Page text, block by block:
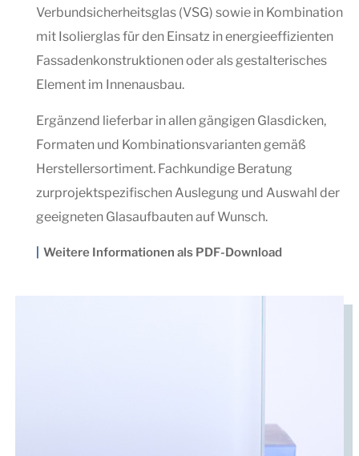
Verbundsicherheitsglas (VSG) sowie in Kombination
mit Isolierglas für den Einsatz in energieeffizienten
Fassadenkonstruktionen oder als gestalterisches
Element im Innenausbau.
Ergänzend lieferbar in allen gängigen Glasdicken,
Formaten und Kombinationsvarianten gemäß
Herstellersortiment. Fachkundige Beratung
zurprojektspezifischen Auslegung und Auswahl der
geeigneten Glasaufbauten auf Wunsch.
Weitere Informationen als PDF-Download